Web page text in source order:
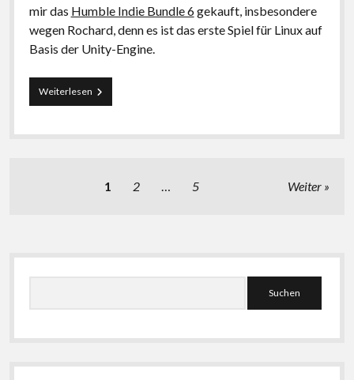
mir das Humble Indie Bundle 6gekauft, insbesondere
wegen Rochard, denn es ist das erste Spiel für Linux auf
Basis der Unity-Engine.
WeiterlesenSpielen
unter
macht
Seitennummerierung
1 2 … 5 Weiter
Seitenleiste